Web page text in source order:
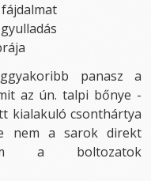
panasz a
az ún. talpi bőnye -
kialakuló csonthártya
nem a sarok direkt
a boltozatok